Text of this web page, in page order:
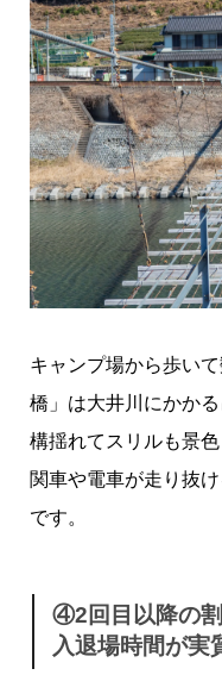
キャンプ場から歩い
橋」は大井川にかか
構揺れてスリルも景
関車や電車が走り抜
です。
④2回目以降の割
入退場時間が実